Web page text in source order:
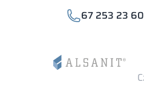
67 253 23 60